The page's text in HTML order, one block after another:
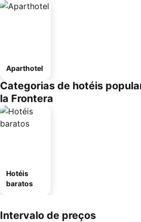
Aparthotel
Categorias de hotéis
la Frontera
Hotéis
baratos
Intervalo de preços